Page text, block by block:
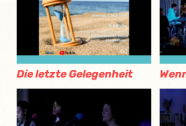
Die letzte Gelegenheit